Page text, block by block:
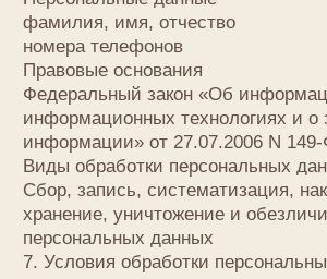
в государственных, общественных и иных
публичных интересах, определенных
законодательством РФ.
8.7. Оператор при обработке персональных данных
обеспечивает конфиденциальность персональных
данных.
8.8. Оператор осуществляет хранение
персональных данных в форме, позволяющей
определить субъекта персональных данных,
не дольше, чем этого требуют цели обработки
персональных данных, если срок хранения
персональных данных не установлен
федеральным законом, договором, стороной
которого, выгодоприобретателем или поручителем
по которому является субъект персональных
данных.